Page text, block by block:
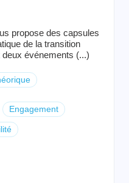
propose des capsules
de la transition
événements (...)
Engagement